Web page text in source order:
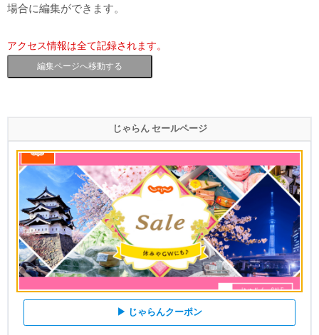
場合に編集ができます。
アクセス情報は全て記録されます。
編集ページへ移動する
じゃらん セールページ
▶ じゃらんクーポン